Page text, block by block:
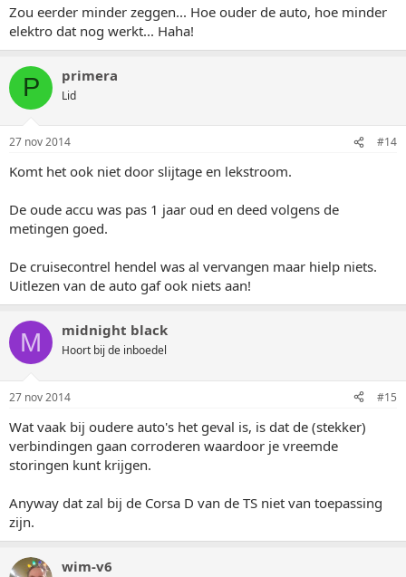
Zou eerder minder zeggen... Hoe ouder de auto, hoe minder
elektro dat nog werkt... Haha!
P primera
Lid
27 nov 2014 #14
Komt het ook niet door slijtage en lekstroom.
De oude accu was pas 1 jaar oud en deed volgens de
metingen goed.
De cruisecontrel hendel was al vervangen maar hielp niets.
Uitlezen van de auto gaf ook niets aan!
M midnight black
Hoort bij de inboedel
27 nov 2014 #15
Wat vaak bij oudere auto's het geval is, is dat de (stekker)
verbindingen gaan corroderen waardoor je vreemde
storingen kunt krijgen.
Anyway dat zal bij de Corsa D van de TS niet van toepassing
zijn.
wim-v6